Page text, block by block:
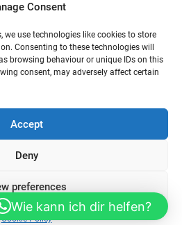
Consent
we use technologies like cookies to store
Consenting to these technologies will
browsing behaviour or unique IDs on this
consent, may adversely affect certain
Accept
Deny
preferences
Cookie Policy
Wie kann ich dir helfen?